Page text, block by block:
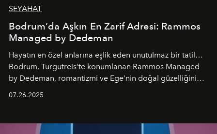
SEYAHAT
Bodrum’da Aşkın En Zarif Adresi: Rammos
Managed by Dedeman
Hayatın en özel anlarına eşlik eden unutulmaz bir tatil…
Bodrum, Turgutreis’te konumlanan Rammos Managed
by Dedeman, romantizmi ve Ege’nin doğal güzelliğini
07.26.2025